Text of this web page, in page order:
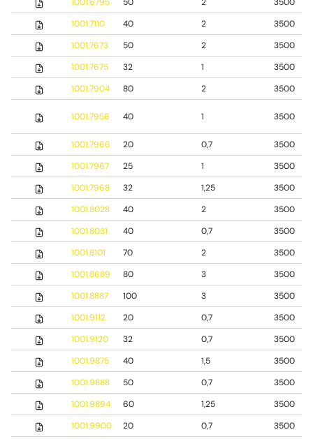
1001.6795 50 2
3500
1001.7110
40 2
3500
1001.7673
50 2
3500
1001.7675
32 1
3500
1001.7904
80 2 3500
1001.7956 40 1 3500
1001.7966 20 0,7
3500
1001.7967
25 1
3500
1001.7968
32 1,25
3500
1001.8028
40 2
3500
1001.8031
40 0,7
3500
1001.8101
70 2
3500
1001.8689
80 3
3500
1001.8887
100 3
3500
1001.9112
20 0,7
3500
1001.9120
32 0,7
3500
1001.9875
40 1,5
3500
1001.9888
50 0,7
3500
1001.9894
60 1,25
3500
1001.9900
20 0,7
3500